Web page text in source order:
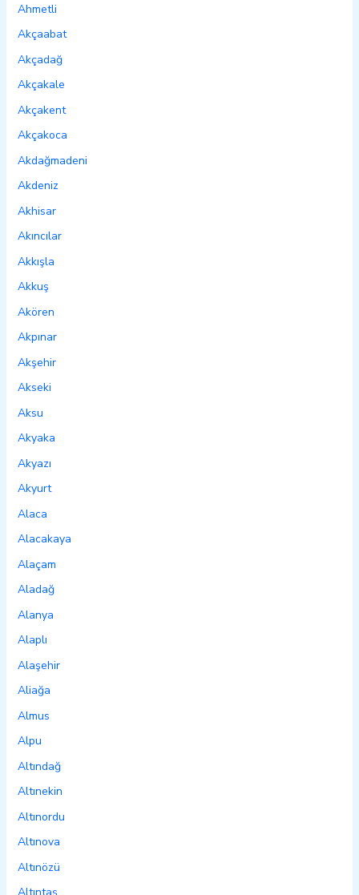
Ahmetli
Akçaabat
Akçadağ
Akçakale
Akçakent
Akçakoca
Akdağmadeni
Akdeniz
Akhisar
Akıncılar
Akkışla
Akkuş
Akören
Akpınar
Akşehir
Akseki
Aksu
Akyaka
Akyazı
Akyurt
Alaca
Alacakaya
Alaçam
Aladağ
Alanya
Alaplı
Alaşehir
Aliağa
Almus
Alpu
Altındağ
Altınekin
Altınordu
Altınova
Altınözü